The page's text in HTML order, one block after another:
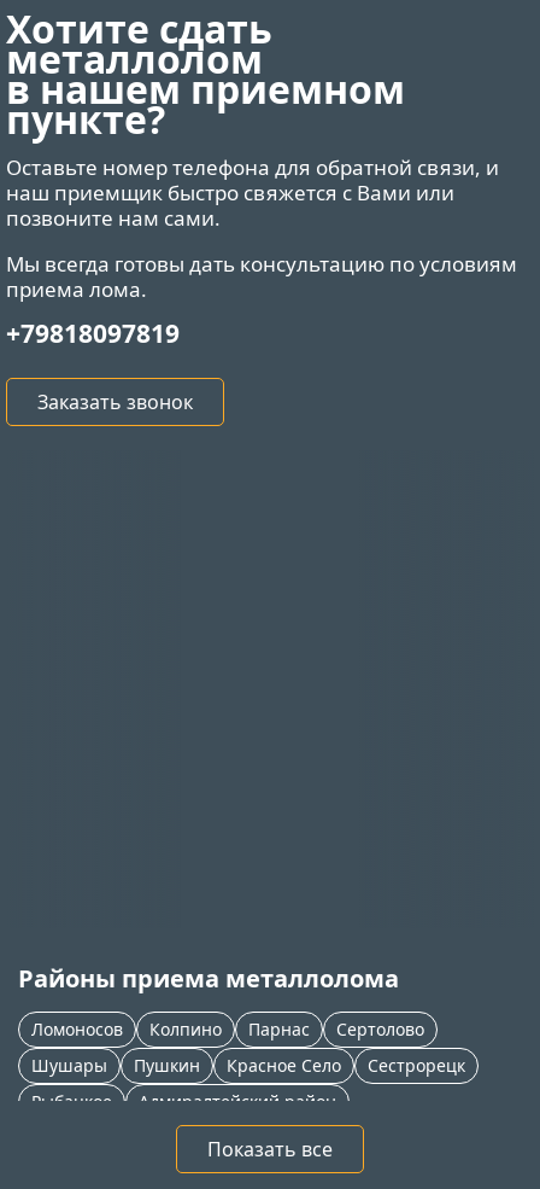
Хотите сдать
металлолом
в нашем приемном
пункте?
Оставьте номер телефона для обратной связи, и
наш приемщик быстро свяжется с Вами или
позвоните нам сами.
Мы всегда готовы дать консультацию по условиям
приема лома.
+79818097819
Заказать звонок
Районы приема металлолома
Ломоносов Колпино Парнас
Сертолово
Шушары
Пушкин Красное Село
Сестрорецк
Рыбацкое
Адмиралтейский район
Петергоф
Софийская Мга Всеволожск
Показать все